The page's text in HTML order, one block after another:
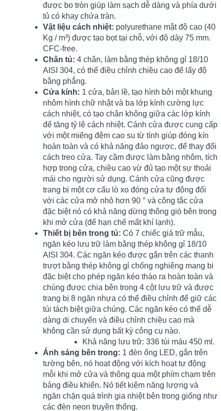
được bo tròn giúp làm sạch dễ dàng và phía dưới
tủ có khay chứa tràn.
Vật liệu cách nhiệt: polyurethane mật độ cao (40
Kg / m³) được tạo bọt tại chỗ, với độ dày 75 mm.
CFC-free.
Chân tủ: 4 chân, làm bằng thép không gỉ 18/10
AISI 304, có thể điều chỉnh chiều cao để lấy độ
bằng phẳng.
Cửa kính: 1 cửa, bản lề, tạo hình bởi một khung
nhôm hình chữ nhật và ba lớp kính cường lực
cách nhiệt, có tạo chân không giữa các lớp kính
để tăng tỷ lệ cách nhiệt. Cánh cửa được cung cấp
với một miếng đệm cao su từ tính giúp đóng kín
hoàn toàn và có khả năng đảo ngược, để thay đổi
cách treo cửa. Tay cầm được làm bằng nhôm, tích
hợp trong cửa, chiều cao vừ đủ tạo một sự thoải
mái cho người sử dụng. Cánh cửa cũng được
trang bị một cơ cấu lò xo đóng cửa tự động đối
với các cửa mở nhỏ hơn 90 ° và công tắc cửa
đặc biệt nó có khả năng dừng thông gió bên trong
khi mở cửa (để hạn chế mất khí lạnh).
Thiết bị bên trong tủ: Có 7 chiếc giá trữ mẫu,
ngăn kéo lưu trữ làm bằng thép không gỉ 18/10
AISI 304. Các ngăn kéo được gắn trên các thanh
trượt bằng thép không gỉ chống nghiêng mang bi
đặc biệt cho phép ngăn kéo tháo ra hoàn toàn và
chúng được chia bên trong 4 cột lưu trữ và được
trang bị 8 ngăn nhựa có thể điều chỉnh để giữ các
túi tách biệt giữa chúng. Các ngăn kéo có thể dễ
dàng di chuyển và điều chỉnh chiều cao mà
không cần sử dụng bất kỳ công cụ nào.
Khả năng lưu trữ: 336 túi máu 450 ml.
Ánh sáng bên trong: 1 đèn ống LED, gắn trên
tường bên, nó hoạt động với kích hoạt tự động
mỗi khi mở cửa và thông qua một phím chạm trên
bảng điều khiển. Nó tiết kiệm năng lượng và
ngăn chặn quá trình gia nhiệt bên trong giống như
các đèn neon truyền thống.